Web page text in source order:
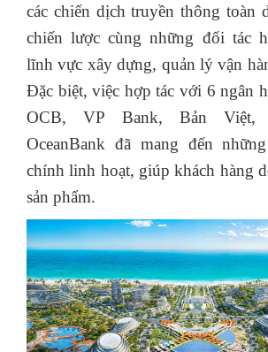
các chiến dịch truyền thông toàn
chiến lược cùng những đối tác
lĩnh vực xây dựng, quản lý vận
Đặc biệt, việc hợp tác với 6 ngân
OCB, VP Bank, Bản Việt,
OceanBank đã mang đến
chính linh hoạt, giúp khách hàng
sản phẩm.